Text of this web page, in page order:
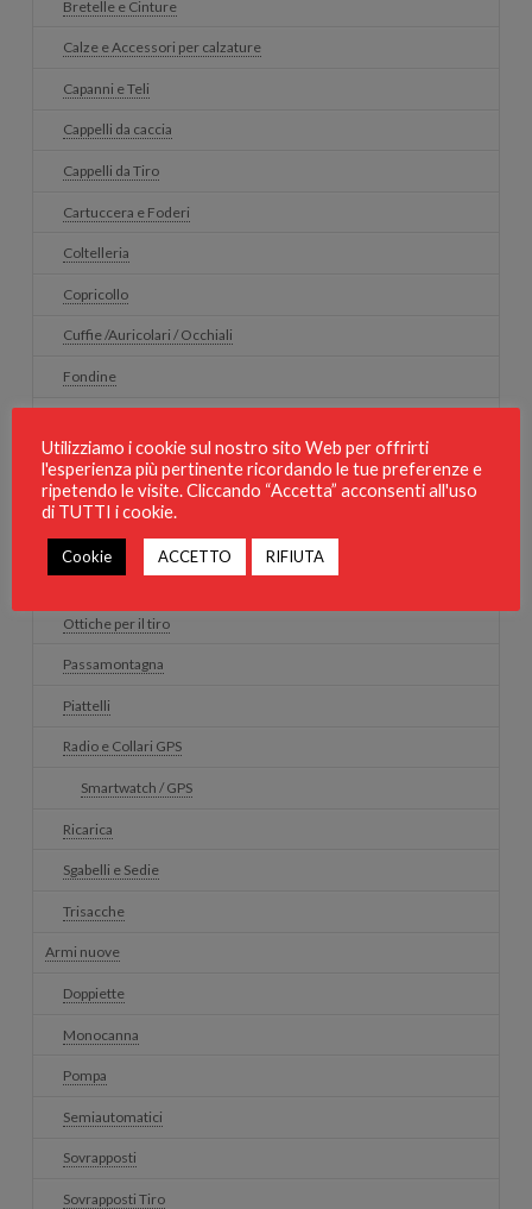
Bretelle e Cinture
Calze e Accessori per calzature
Capanni e Teli
Cappelli da caccia
Cappelli da Tiro
Cartuccera e Foderi
Coltelleria
Copricollo
Cuffie /Auricolari / Occhiali
Fondine
Gilet di protezione per cani
Guanti da caccia
Guanti da Tiro
Ottiche per il tiro
Passamontagna
Piattelli
Radio e Collari GPS
Smartwatch / GPS
Ricarica
Sgabelli e Sedie
Trisacche
Armi nuove
Doppiette
Monocanna
Pompa
Semiautomatici
Sovrapposti
Sovrapposti Tiro
Utilizziamo i cookie sul nostro sito Web per offrirti
l'esperienza più pertinente ricordando le tue preferenze e
ripetendo le visite. Cliccando “Accetta” acconsenti all'uso
di TUTTI i cookie.
Cookie ACCETTO RIFIUTA